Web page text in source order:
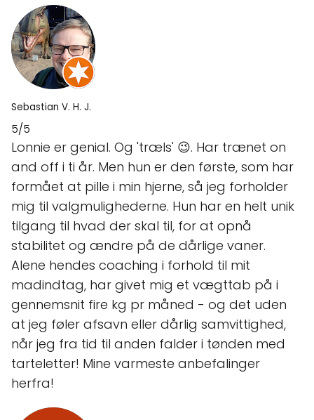
Sebastian V. H. J.
5/5
Lonnie er genial. Og 'træls' 😉. Har trænet on
and off i ti år. Men hun er den første, som har
formået at pille i min hjerne, så jeg forholder
mig til valgmulighederne. Hun har en helt unik
tilgang til hvad der skal til, for at opnå
stabilitet og ændre på de dårlige vaner.
Alene hendes coaching i forhold til mit
madindtag, har givet mig et vægttab på i
gennemsnit fire kg pr måned - og det uden
at jeg føler afsavn eller dårlig samvittighed,
når jeg fra tid til anden falder i tønden med
tarteletter! Mine varmeste anbefalinger
herfra!